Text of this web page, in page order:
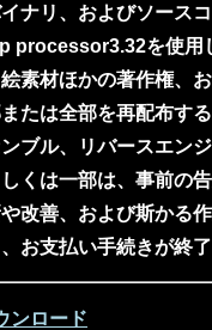
ナリ、およびソース
を使用
素材ほかの著作権、
たは全部を再配布する
ブル、リバースエン
くは一部は、事前の
改善、および斯かる
お支払い手続きが終
ンロード